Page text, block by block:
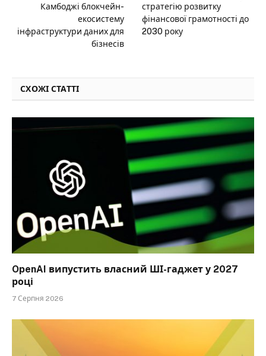
Камбоджі блокчейн-
екосистему
інфраструктури даних для
бізнесів
стратегію розвитку
фінансової грамотності до
2030 року
СХОЖІ СТАТТІ
OpenAI випустить власний ШІ-гаджет у 2027
році
7 Серпня 2026